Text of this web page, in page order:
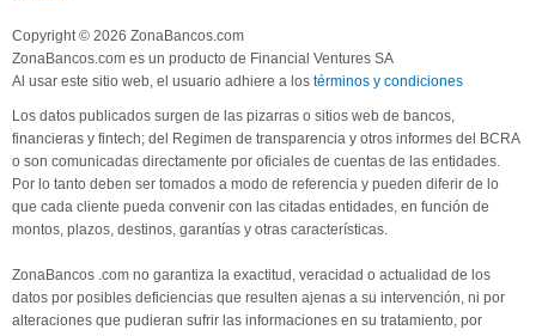
Copyright © 2026 ZonaBancos.com
ZonaBancos.com es un producto de Financial Ventures SA
Al usar este sitio web, el usuario adhiere a los términos y condiciones
Los datos publicados surgen de las pizarras o sitios web de bancos,
financieras y fintech; del Regimen de transparencia y otros informes del BCRA
o son comunicadas directamente por oficiales de cuentas de las entidades.
Por lo tanto deben ser tomados a modo de referencia y pueden diferir de lo
que cada cliente pueda convenir con las citadas entidades, en función de
montos, plazos, destinos, garantías y otras características.
ZonaBancos .com no garantiza la exactitud, veracidad o actualidad de los
datos por posibles deficiencias que resulten ajenas a su intervención, ni por
alteraciones que pudieran sufrir las informaciones en su tratamiento, por